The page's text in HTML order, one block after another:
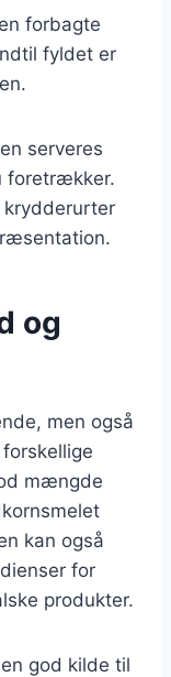
forbagte
fyldet er
serveres
foretrækker.
krydderurter
og
men også
mængde
kan også
for
produkter.
god kilde til